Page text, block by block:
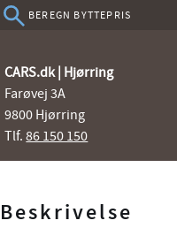
BEREGN BYTTEPRIS
CARS.dk | Hjørring
Farøvej 3A
9800 Hjørring
Tlf.86 150 150
Beskrivelse